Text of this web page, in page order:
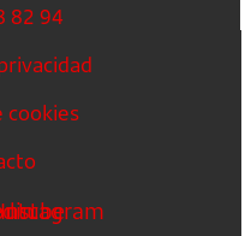
82 94
cookies
Instagram